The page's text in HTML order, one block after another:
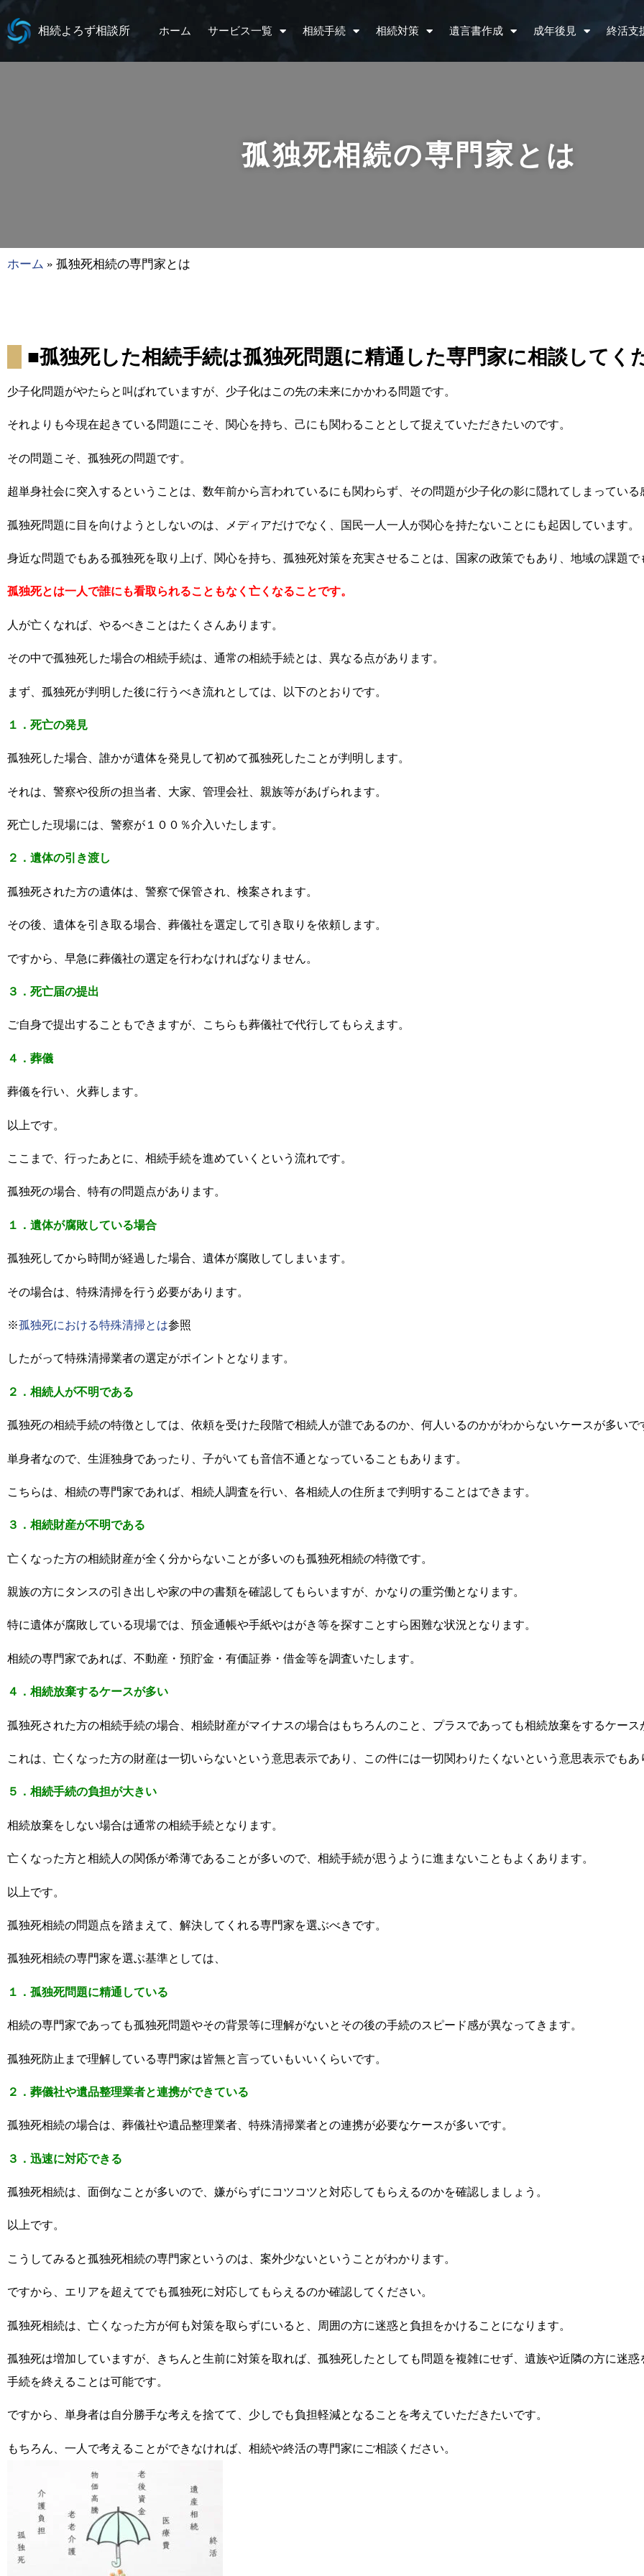
相続よろず相談所 ホーム サービス一覧 相続手続 相続対策 遺言書作成 成年後見 終活支
孤独死相続の専門家とは
ホーム » 孤独死相続の専門家とは
■孤独死した相続手続は孤独死問題に精通した専門家に相談してく
少子化問題がやたらと叫ばれていますが、少子化はこの先の未来にかかわる問題です。
それよりも今現在起きている問題にこそ、関心を持ち、己にも関わることとして捉えていただきたいのです。
その問題こそ、孤独死の問題です。
超単身社会に突入するということは、数年前から言われているにも関わらず、その問題が少子化の影に隠れてしまっている
孤独死問題に目を向けようとしないのは、メディアだけでなく、国民一人一人が関心を持たないことにも起因しています。
身近な問題でもある孤独死を取り上げ、関心を持ち、孤独死対策を充実させることは、国家の政策でもあり、地域の課題で
孤独死とは一人で誰にも看取られることもなく亡くなることです。
人が亡くなれば、やるべきことはたくさんあります。
その中で孤独死した場合の相続手続は、通常の相続手続とは、異なる点があります。
まず、孤独死が判明した後に行うべき流れとしては、以下のとおりです。
１．死亡の発見
孤独死した場合、誰かが遺体を発見して初めて孤独死したことが判明します。
それは、警察や役所の担当者、大家、管理会社、親族等があげられます。
死亡した現場には、警察が１００％介入いたします。
２．遺体の引き渡し
孤独死された方の遺体は、警察で保管され、検案されます。
その後、遺体を引き取る場合、葬儀社を選定して引き取りを依頼します。
ですから、早急に葬儀社の選定を行わなければなりません。
３．死亡届の提出
ご自身で提出することもできますが、こちらも葬儀社で代行してもらえます。
４．葬儀
葬儀を行い、火葬します。
以上です。
ここまで、行ったあとに、相続手続を進めていくという流れです。
孤独死の場合、特有の問題点があります。
１．遺体が腐敗している場合
孤独死してから時間が経過した場合、遺体が腐敗してしまいます。
その場合は、特殊清掃を行う必要があります。
※孤独死における特殊清掃とは参照
したがって特殊清掃業者の選定がポイントとなります。
２．相続人が不明である
孤独死の相続手続の特徴としては、依頼を受けた段階で相続人が誰であるのか、何人いるのかがわからないケースが多いで
単身者なので、生涯独身であったり、子がいても音信不通となっていることもあります。
こちらは、相続の専門家であれば、相続人調査を行い、各相続人の住所まで判明することはできます。
３．相続財産が不明である
亡くなった方の相続財産が全く分からないことが多いのも孤独死相続の特徴です。
親族の方にタンスの引き出しや家の中の書類を確認してもらいますが、かなりの重労働となります。
特に遺体が腐敗している現場では、預金通帳や手紙やはがき等を探すことすら困難な状況となります。
相続の専門家であれば、不動産・預貯金・有価証券・借金等を調査いたします。
４．相続放棄するケースが多い
孤独死された方の相続手続の場合、相続財産がマイナスの場合はもちろんのこと、プラスであっても相続放棄をするケース
これは、亡くなった方の財産は一切いらないという意思表示であり、この件には一切関わりたくないという意思表示でもあ
５．相続手続の負担が大きい
相続放棄をしない場合は通常の相続手続となります。
亡くなった方と相続人の関係が希薄であることが多いので、相続手続が思うように進まないこともよくあります。
以上です。
孤独死相続の問題点を踏まえて、解決してくれる専門家を選ぶべきです。
孤独死相続の専門家を選ぶ基準としては、
１．孤独死問題に精通している
相続の専門家であっても孤独死問題やその背景等に理解がないとその後の手続のスピード感が異なってきます。
孤独死防止まで理解している専門家は皆無と言っていもいいくらいです。
２．葬儀社や遺品整理業者と連携ができている
孤独死相続の場合は、葬儀社や遺品整理業者、特殊清掃業者との連携が必要なケースが多いです。
３．迅速に対応できる
孤独死相続は、面倒なことが多いので、嫌がらずにコツコツと対応してもらえるのかを確認しましょう。
以上です。
こうしてみると孤独死相続の専門家というのは、案外少ないということがわかります。
ですから、エリアを超えてでも孤独死に対応してもらえるのか確認してください。
孤独死相続は、亡くなった方が何も対策を取らずにいると、周囲の方に迷惑と負担をかけることになります。
孤独死は増加していますが、きちんと生前に対策を取れば、孤独死したとしても問題を複雑にせず、遺族や近隣の方に迷
手続を終えることは可能です。
ですから、単身者は自分勝手な考えを捨てて、少しでも負担軽減となることを考えていただきたいです。
もちろん、一人で考えることができなければ、相続や終活の専門家にご相談ください。